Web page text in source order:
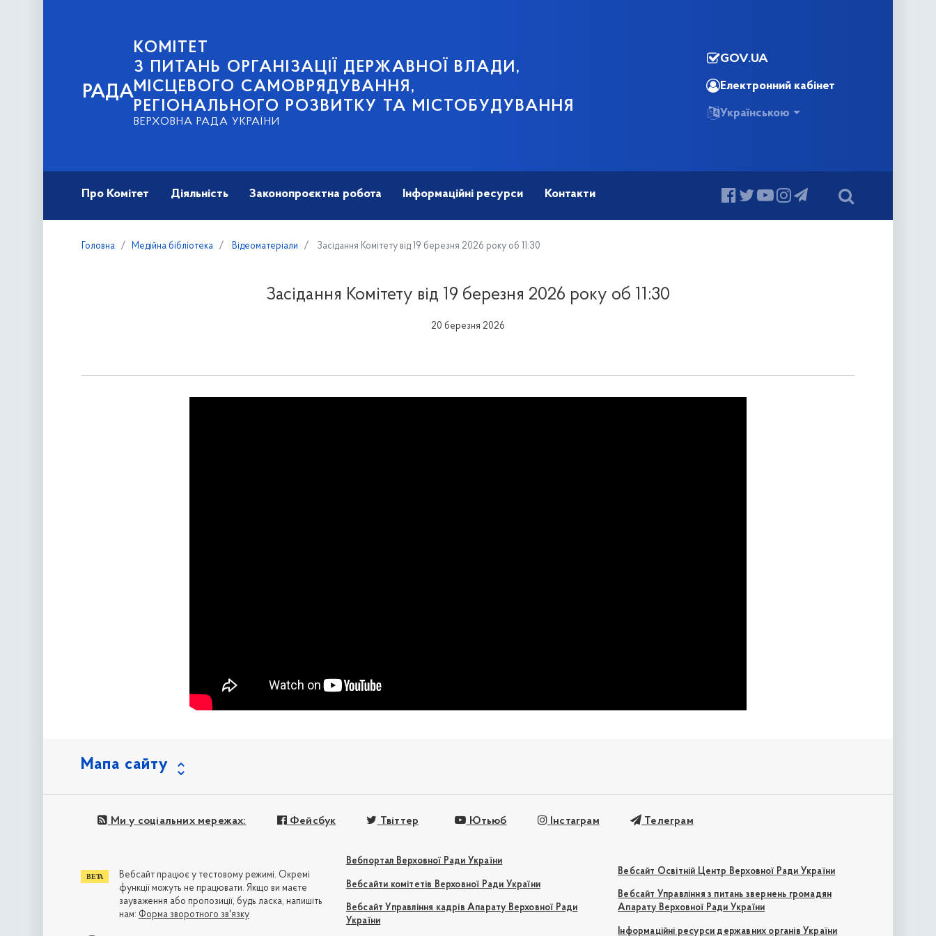
РАДА
КОМІТЕТ
З ПИТАНЬ ОРГАНІЗАЦІЇ ДЕРЖАВНОЇ ВЛАДИ,
МІСЦЕВОГО САМОВРЯДУВАННЯ,
РЕГІОНАЛЬНОГО РОЗВИТКУ ТА МІСТОБУДУВАННЯ
ВЕРХОВНА РАДА УКРАЇНИ
GOV.UA
Електронний кабінет
Українською
Про Комітет Діяльність Законопроєктна робота Інформаційні ресурси Контакти
Головна Медійна бібліотека Відеоматеріали Засідання Комітету від 19 березня 2026 року об 11:30
Засідання Комітету від 19 березня 2026 року об 11:30
20 березня 2026
Мапа сайту
Ми у соціальних мережах: Фейсбук Твіттер Ютьюб Інстаграм Телеграм
Вебпортал Верховної Ради України
Вебсайти комітетів Верховної Ради України
Вебсайт Управління кадрів Апарату Верховної Ради
України
Вебсайт Освітній Центр Верховної Ради України
Вебсайт Управління з питань звернень громадян
Апарату Верховної Ради України
Інформаційні ресурси державних органів України
Вебсайт працює у тестовому режимі. Окремі
функції можуть не працювати. Якщо ви маєте
зауваження або пропозиції, будь ласка, напишіть
нам: Форма зворотного зв'язку